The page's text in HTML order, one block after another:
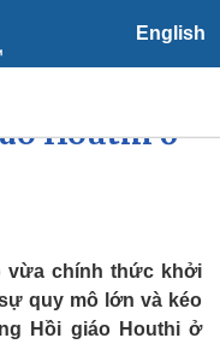
English
24h
thời tiết
dục
ấn VOV
chiến dịch
Houthi ở
vừa chính thức khởi
quy mô lớn và kéo
Hồi giáo Houthi ở